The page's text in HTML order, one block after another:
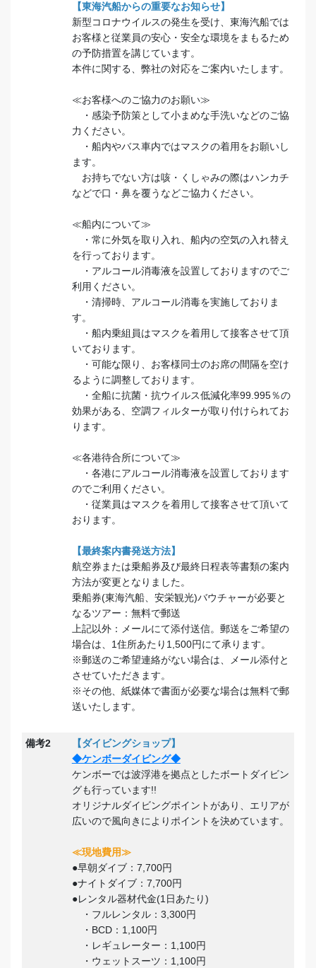
【東海汽船からの重要なお知らせ】
新型コロナウイルスの発生を受け、東海汽船では
お客様と従業員の安心・安全な環境をまもるため
の予防措置を講じています。
本件に関する、弊社の対応をご案内いたします。
≪お客様へのご協力のお願い≫
・感染予防策として小まめな手洗いなどのご協
力ください。
・船内やバス車内ではマスクの着用をお願いし
ます。
お持ちでない方は咳・くしゃみの際はハンカチ
などで口・鼻を覆うなどご協力ください。
≪船内について≫
・常に外気を取り入れ、船内の空気の入れ替え
を行っております。
・アルコール消毒液を設置しておりますのでご
利用ください。
・清掃時、アルコール消毒を実施しておりま
す。
・船内乗組員はマスクを着用して接客させて頂
いております。
・可能な限り、お客様同士のお席の間隔を空け
るように調整しております。
・全船に抗菌・抗ウイルス低減化率99.995％の
効果がある、空調フィルターが取り付けられてお
ります。
≪各港待合所について≫
・各港にアルコール消毒液を設置しております
のでご利用ください。
・従業員はマスクを着用して接客させて頂いて
おります。
【最終案内書発送方法】
航空券または乗船券及び最終日程表等書類の案内
方法が変更となりました。
乗船券(東海汽船、安栄観光)バウチャーが必要と
なるツアー：無料で郵送
上記以外：メールにて添付送信。郵送をご希望の
場合は、1住所あたり1,500円にて承ります。
※郵送のご希望連絡がない場合は、メール添付と
させていただきます。
※その他、紙媒体で書面が必要な場合は無料で郵
送いたします。
備考2
【ダイビングショップ】
◆ケンボーダイビング◆
ケンボーでは波浮港を拠点としたボートダイビン
グも行っています!!
オリジナルダイビングポイントがあり、エリアが
広いので風向きによりポイントを決めています。
≪現地費用≫
●早朝ダイブ：7,700円
●ナイトダイブ：7,700円
●レンタル器材代金(1日あたり)
・フルレンタル：3,300円
・BCD：1,100円
・レギュレーター：1,100円
・ウェットスーツ：1,100円